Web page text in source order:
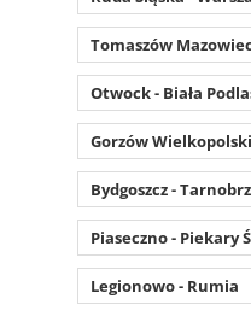
Tomaszów
Otwock - Biała
Gorzów
Bydgoszcz -
Piaseczno - Piekary
Legionowo - Rumia